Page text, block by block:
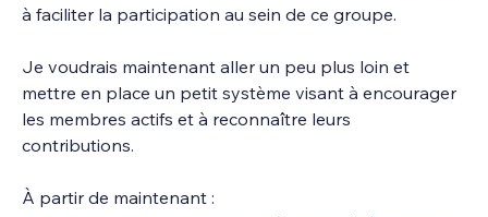
à faciliter la participation au sein de ce groupe.
Je voudrais maintenant aller un peu plus loin et
mettre en place un petit système visant à encourager
les membres actifs et à reconnaître leurs
contributions.
À partir de maintenant :